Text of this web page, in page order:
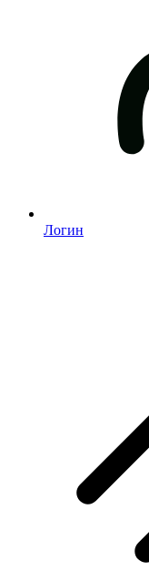
Логин